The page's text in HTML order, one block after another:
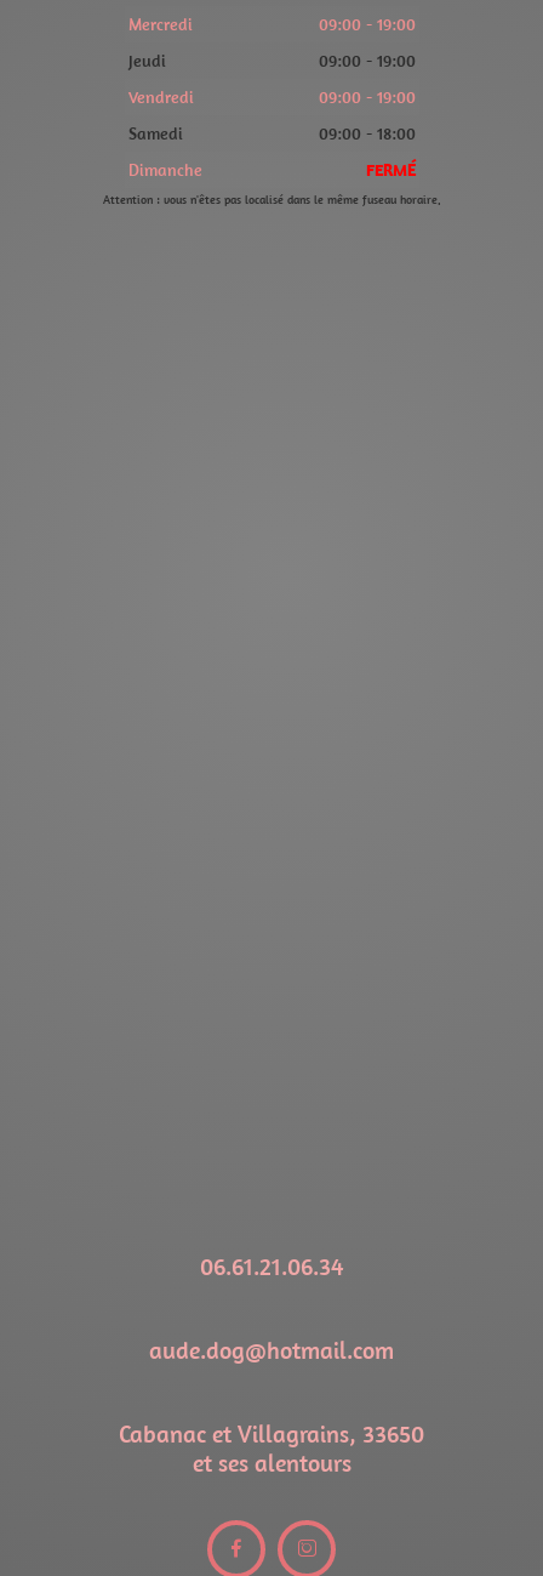
Mercredi
09:00 - 19:00
Jeudi
09:00 - 19:00
Vendredi
09:00 - 19:00
Samedi
09:00 - 18:00
Dimanche
FERMÉ
Attention : vous n'êtes pas localisé dans le même fuseau horaire.
06.61.21.06.34
aude.dog@hotmail.com
Cabanac et Villagrains, 33650
et ses alentours
 